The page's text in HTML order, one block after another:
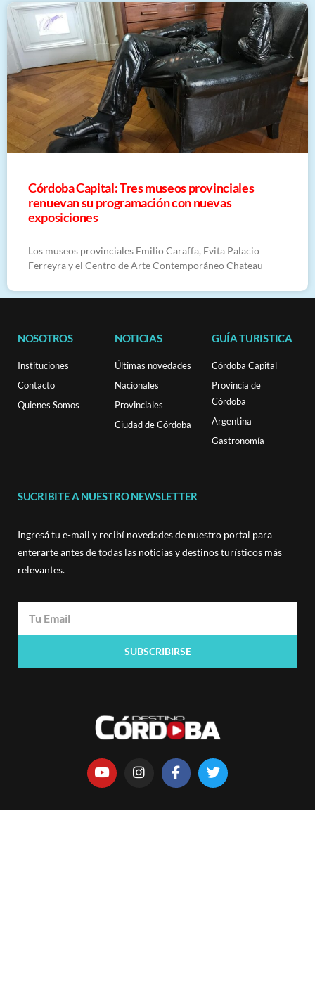
Córdoba Capital: Tres museos provinciales
renuevan su programación con nuevas
exposiciones
Los museos provinciales Emilio Caraffa, Evita Palacio
Ferreyra y el Centro de Arte Contemporáneo Chateau
NOSOTROS
Instituciones
Contacto
Quienes Somos
NOTICIAS
Últimas novedades
Nacionales
Provinciales
Ciudad de Córdoba
GUÍA TURISTICA
Córdoba Capital
Provincia de
Córdoba
Argentina
Gastronomía
SUCRIBITE A NUESTRO NEWSLETTER
Ingresá tu e-mail y recibí novedades de nuestro portal para
enterarte antes de todas las noticias y destinos turísticos más
relevantes.
SUBSCRIBIRSE